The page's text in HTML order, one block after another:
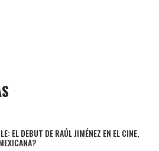
EL DEBUT DE RAÚL JIMÉNEZ EN EL CINE,